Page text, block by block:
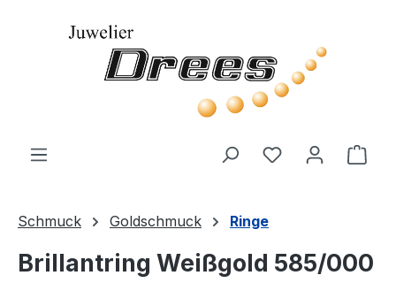
Zum Hauptinhalt springen
Du hast 0
Schmuck Goldschmuck Ringe
Brillantring Weißgold 585/000